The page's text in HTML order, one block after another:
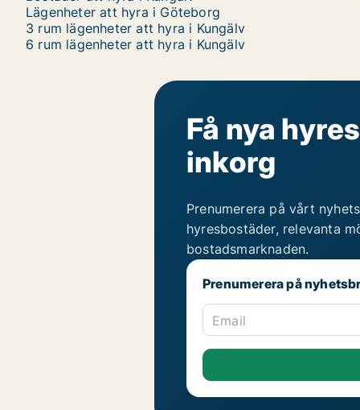
Lägenheter att hyra i Göteborg
3 rum lägenheter att hyra i Kungälv
6 rum lägenheter att hyra i Kungälv
Få nya
inkorg
Prenumerera på vårt
hyresbostäder, relevanta
bostadsmarknaden.
Prenumerera på
Email